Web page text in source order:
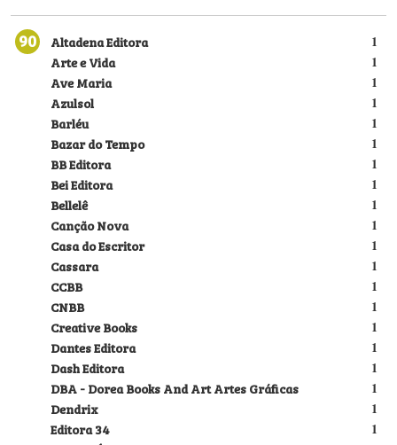
90 1
Altadena Editora
1
Arte e Vida
1
Ave Maria
1
Azulsol
1
Barléu
1
Bazar do Tempo
1
BB Editora
1
Bei Editora
1
Bellelê
1
Canção Nova
1
Casa do Escritor
1
Cassara
1
CCBB
1
CNBB
1
Creative Books
1
Dantes Editora
1
Dash Editora
1
DBA - Dorea Books And Art Artes Gráficas
1
Dendrix
1
Editora 34